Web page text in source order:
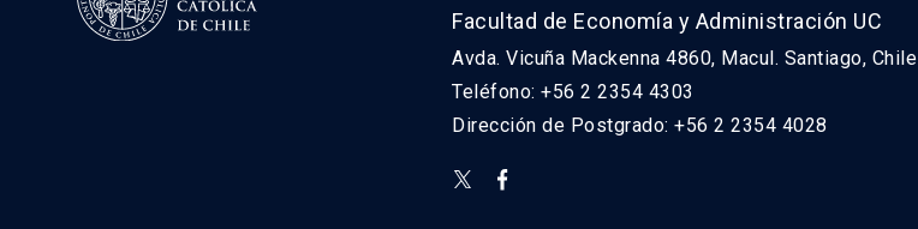
Facultad de Economía y Administración UC
Avda. Vicuña Mackenna 4860, Macul. Santiago, Chile
Teléfono: +56 2 2354 4303
Dirección de Postgrado: +56 2 2354 4028